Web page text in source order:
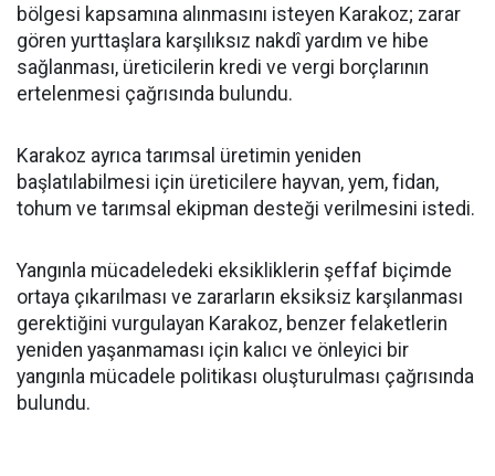
bölgesi kapsamına alınmasını isteyen Karakoz; zarar
gören yurttaşlara karşılıksız nakdî yardım ve hibe
sağlanması, üreticilerin kredi ve vergi borçlarının
ertelenmesi çağrısında bulundu.
Karakoz ayrıca tarımsal üretimin yeniden
başlatılabilmesi için üreticilere hayvan, yem, fidan,
tohum ve tarımsal ekipman desteği verilmesini istedi.
Yangınla mücadeledeki eksikliklerin şeffaf biçimde
ortaya çıkarılması ve zararların eksiksiz karşılanması
gerektiğini vurgulayan Karakoz, benzer felaketlerin
yeniden yaşanmaması için kalıcı ve önleyici bir
yangınla mücadele politikası oluşturulması çağrısında
bulundu.